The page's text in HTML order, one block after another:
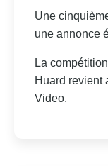
Une
une annonce
La
Huard revient
Video.